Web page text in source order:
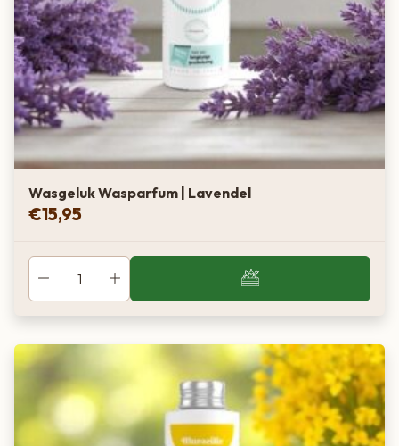
Wasgeluk Wasparfum | Lavendel
€15,95